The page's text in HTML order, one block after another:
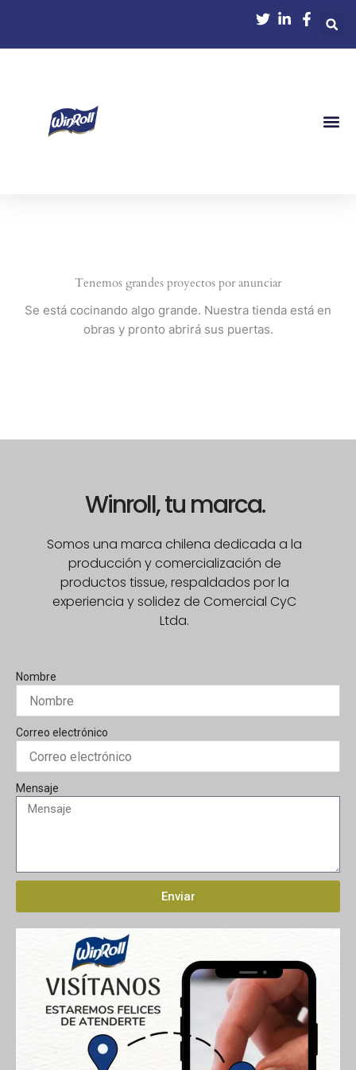
contenido
Tenemos grandes proyectos por anunciar
Se está cocinando algo grande. Nuestra tienda está en
obras y pronto abrirá sus puertas.
Winroll, tu marca.
Somos una marca chilena dedicada a la
producción y comercialización de
productos tissue, respaldados por la
experiencia y solidez de Comercial CyC
Ltda.
Nombre
Correo electrónico
Mensaje
Enviar